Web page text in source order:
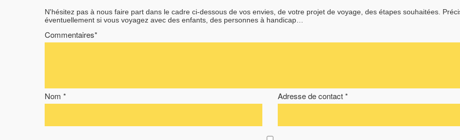
N'hésitez pas à nous faire part dans le cadre ci-dessous de vos envies, de votre projet de voyage, des étapes souhaitées.
éventuellement si vous voyagez avec des enfants, des personnes à handicap…
Commentaires*
Nom * Adresse de contact *